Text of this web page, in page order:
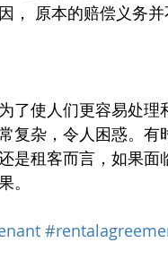
原本的赔偿义务并
了使人们更容易处
复杂，令人困惑。
是租客而言，如果面
。